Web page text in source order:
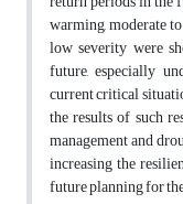
warming, moderate
low severity were
future, especially
current critical
the results of such
management and
increasing the
future planning for